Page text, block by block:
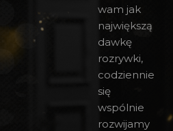
wam jak
największą
dawkę
rozrywki,
codziennie
się
wspólnie
rozwijamy